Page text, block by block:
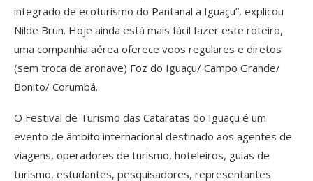
integrado de ecoturismo do Pantanal a Iguaçu”, explicou
Nilde Brun. Hoje ainda está mais fácil fazer este roteiro,
uma companhia aérea oferece voos regulares e diretos
(sem troca de aronave) Foz do Iguaçu/ Campo Grande/
Bonito/ Corumbá.
O Festival de Turismo das Cataratas do Iguaçu é um
evento de âmbito internacional destinado aos agentes de
viagens, operadores de turismo, hoteleiros, guias de
turismo, estudantes, pesquisadores, representantes